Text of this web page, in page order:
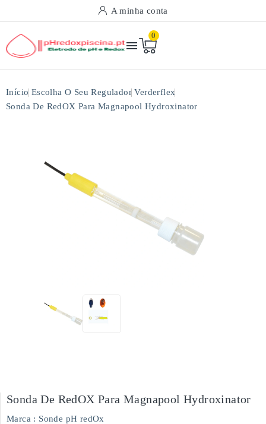
A minha conta

0
Início Escolha O Seu Regulador Verderflex
Sonda De RedOX Para Magnapool Hydroxinator
Sonda De RedOX Para Magnapool Hydroxinator
Marca : Sonde pH redOx